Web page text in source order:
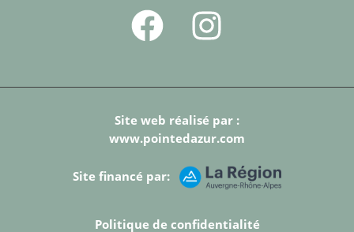
Site web réalisé par :
www.pointedazur.com
Site financé par:
Politique de confidentialité